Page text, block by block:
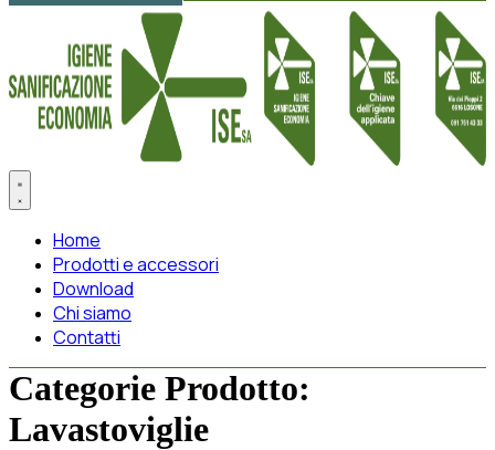
Home
Prodotti e accessori
Download
Chi siamo
Contatti
Categorie Prodotto:
Lavastoviglie